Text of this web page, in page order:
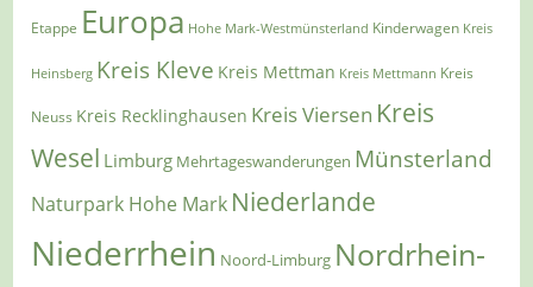
Etappe Europa Hohe Mark-Westmünsterland Kinderwagen Kreis
Heinsberg Kreis Kleve Kreis Mettman Kreis Mettmann Kreis
Neuss Kreis Recklinghausen Kreis Viersen Kreis
Wesel Limburg Mehrtageswanderungen Münsterland
Naturpark Hohe Mark Niederlande
Niederrhein Noord-Limburg Nordrhein-